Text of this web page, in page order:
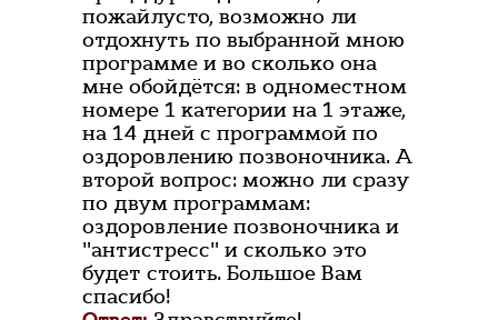
пожайлусто, возможно ли
отдохнуть по выбранной мною
программе и во сколько она
мне обойдётся: в одноместном
номере 1 категории на 1 этаже,
на 14 дней с программой по
оздоровлению позвоночника. А
второй вопрос: можно ли сразу
по двум программам:
оздоровление позвоночника и
"антистресс" и сколько это
будет стоить. Большое Вам
спасибо!